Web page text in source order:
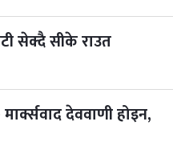
सेक्दै सीके राउत
देववाणी होइन,